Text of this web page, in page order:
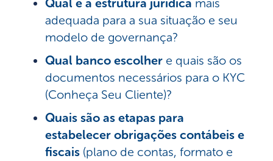
Qual é a estrutura jurídica mais
adequada para a sua situação e seu
modelo de governança?
Qual banco escolhere quais são os
documentos necessários para o KYC
(Conheça Seu Cliente)?
Quais são as etapas para
estabelecer obrigações contábeis e
fiscais (plano de contas, formato e